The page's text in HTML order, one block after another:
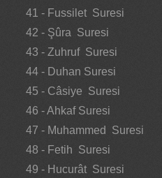
41 - Fussilet Suresi
42 - Şûra Suresi
43 - Zuhruf Suresi
44 - Duhan Suresi
45 - Câsiye Suresi
46 - Ahkaf Suresi
47 - Muhammed Suresi
48 - Fetih Suresi
49 - Hucurât Suresi